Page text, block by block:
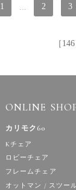
1 2 3
［
ONLINE
カリモク60
Kチェア
ロビーチェア
フレームチェア
オットマン / スツー